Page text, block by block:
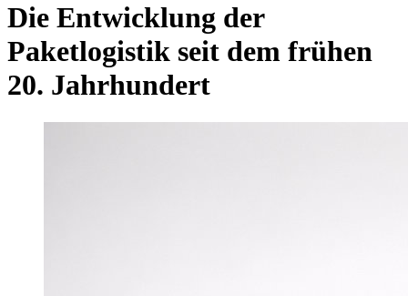
Die Entwicklung der
Paketlogistik seit dem frühen
20. Jahrhundert